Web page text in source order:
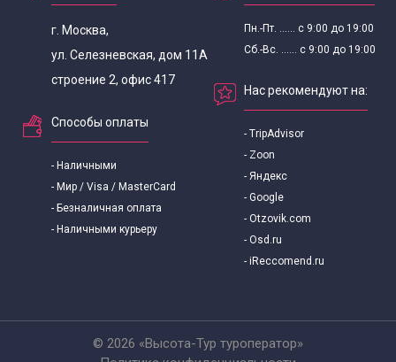
г. Москва,
ул. Селезневская, дом 11А
строение 2, офис 417
Способы оплаты
- Наличными
- Мир / Visa / MasterCard
- Безналичная оплата
- Наличными курьеру
Пн.-Пт. ...... с 9:00 до 19:00
Сб.-Вс. ...... с 9:00 до 19:00
Нас рекомендуют на:
- TripAdvisor
- Zoon
- Яндекс
- Google
- Otzovik.com
- Osd.ru
- iReccomend.ru
© 2026 «Высота-Тур туроператор»